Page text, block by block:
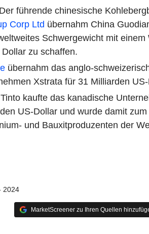
führende chinesische
Corp Ltd übernahm China
Schwergewicht mit einem
zu schaffen.
übernahm das anglo-
Xstrata für 31 Milliarden
kaufte das kanadische
US-Dollar und wurde damit
und Bauxitproduzenten der
2024
MarketScreener zu Ihren Quellen